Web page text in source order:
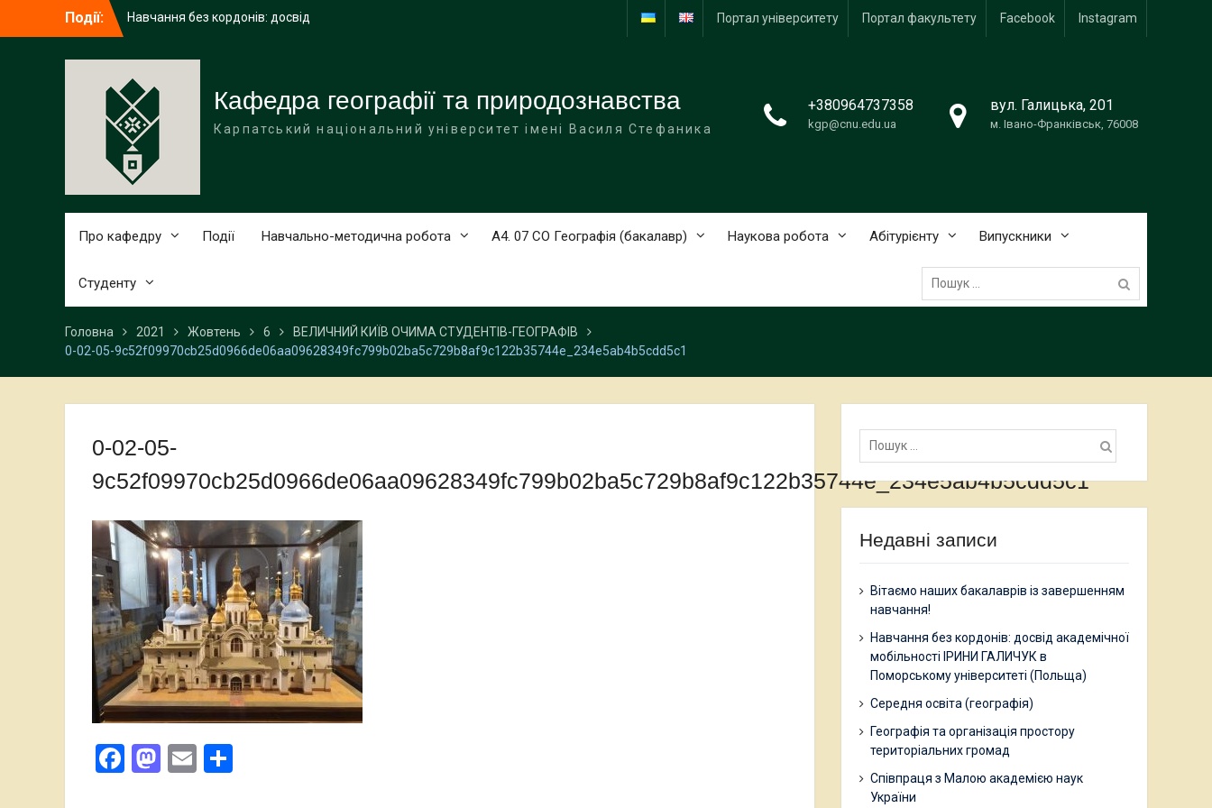
Події:
Навчання без кордонів: досвід
Вітаємо наших бакалаврів із
завершенням навчання!
Портал університету Портал факультету Facebook Instagram
Кафедра географії та природознавства
Карпатський національний університет імені Василя Стефаника
+380964737358
kgp@cnu.edu.ua
вул. Галицька, 201
м. Івано-Франківськ, 76008
Про кафедру Події Навчально-методична робота А4. 07 СО Географія (бакалавр) Наукова робота Абітурієнту Випускники
Студенту
Пошук:
Головна 2021 Жовтень 6
ВЕЛИЧНИЙ КИЇВ ОЧИМА СТУДЕНТІВ-ГЕОГРАФІВ
0-02-05-9c52f09970cb25d0966de06aa09628349fc799b02ba5c729b8af9c122b35744e_234e5ab4b5cdd5c1
0-02-05-
9c52f09970cb25d0966de06aa09628349fc799b02ba5c729b8af9c122b35744e_234e5ab4b5cdd5c1
Facebook
Mastodon
Email
Пошук:
Недавні записи
Вітаємо наших бакалаврів із завершенням
навчання!
Навчання без кордонів: досвід академічної
мобільності ІРИНИ ГАЛИЧУК в
Поморському університеті (Польща)
Середня освіта (географія)
Географія та організація простору
територіальних громад
Співпраця з Малою академією наук
України